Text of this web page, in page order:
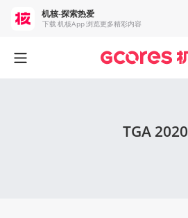
TGA 2020
机核-探索热爱
下载 机核App 浏览更多精彩内容